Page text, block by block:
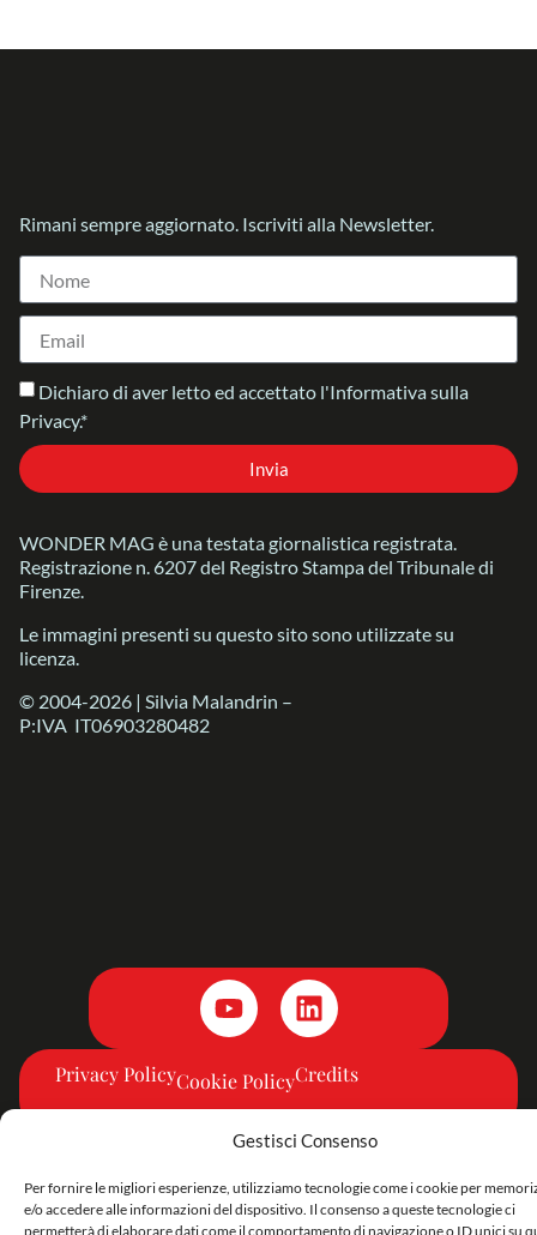
Gestisci Consenso
Per fornire le migliori esperienze, utilizziamo tecnologie come i cookie per
e/o accedere alle informazioni del dispositivo. Il consenso a queste tecnologie ci
permetterà di elaborare dati come il comportamento di navigazione o ID unici su
Rimani sempre aggiornato. Iscriviti alla Newsletter.
Dichiaro di aver letto ed accettato l'Informativa sulla
Privacy.*
Invia
WONDER MAG è una testata giornalistica registrata.
Registrazione n. 6207 del Registro Stampa del Tribunale di
Firenze.
Le immagini presenti su questo sito sono utilizzate su
licenza.
© 2004-2026 | Silvia Malandrin –
P:IVA IT06903280482
Privacy PolicyCookie PolicyCredits